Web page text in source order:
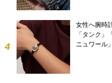
4
女性へ腕時
「タンク
ニュワール